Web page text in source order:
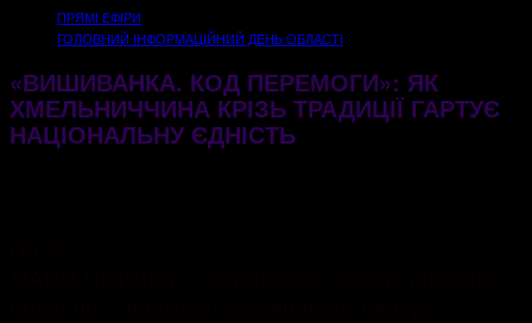
ПРЯМІ ЕФІРИ
ГОЛОВНИЙ ІНФОРМАЦІЙНИЙ ДЕНЬ ОБЛАСТІ
«ВИШИВАНКА. КОД ПЕРЕМОГИ»: ЯК
ХМЕЛЬНИЧЧИНА КРІЗЬ ТРАДИЦІЇ ГАРТУЄ
НАЦІОНАЛЬНУ ЄДНІСТЬ